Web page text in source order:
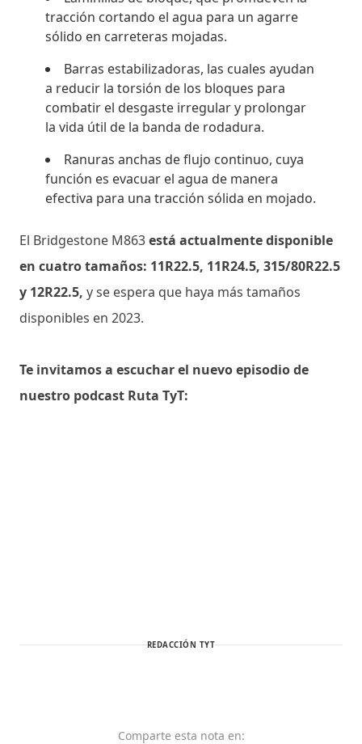
tracción cortando el agua para un agarre
sólido en carreteras mojadas.
Barras estabilizadoras, las cuales ayudan
a reducir la torsión de los bloques para
combatir el desgaste irregular y prolongar
la vida útil de la banda de rodadura.
Ranuras anchas de flujo continuo, cuya
función es evacuar el agua de manera
efectiva para una tracción sólida en mojado.
El Bridgestone M863está actualmente disponible
en cuatro tamaños: 11R22.5, 11R24.5, 315/80R22.5
y 12R22.5, y se espera que haya más tamaños
disponibles en 2023.
Te invitamos a escuchar el nuevo episodio de
nuestro podcast Ruta TyT:
REDACCIÓN TYT
Comparte esta nota en: